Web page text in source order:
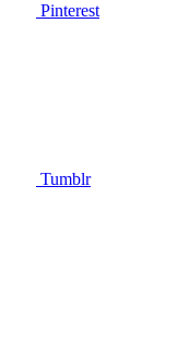
Pinterest
Tumblr